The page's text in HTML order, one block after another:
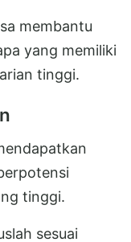
membantu
yang memiliki
tinggi.
tinggi.
sesuai